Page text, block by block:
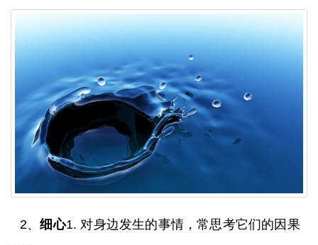
2、细心1. 对身边发生的事情，常思考它们的因果